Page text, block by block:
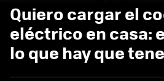
Quiero cargar el
eléctrico en casa:
lo que hay que